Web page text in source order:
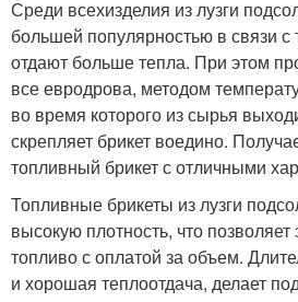
Среди всехизделия из лузги
большей популярностью в связи с
отдают больше тепла. При этом
все евродрова, методом
во время которого из сырья
скрепляет брикет воедино.
топливный брикет с отличными
Топливные брикеты из лузги
высокую плотность, что позволяет
топливо с оплатой за объем.
и хорошая теплоотдача, делает